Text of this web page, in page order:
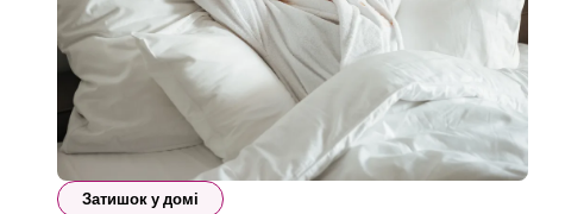
Затишок у домі